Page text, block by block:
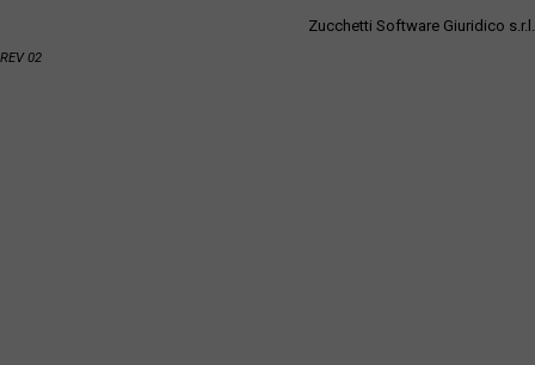
Zucchetti Software Giuridico s.r.l.
REV 02